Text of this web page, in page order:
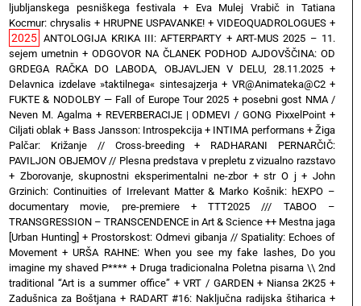
ljubljanskega pesniškega festivala + Eva Mulej Vrabič in Tatiana
Kocmur: chrysalis + HRUPNE USPAVANKE! + VIDEOQUADROLOGUES +
2025 ANTOLOGIJA KRIKA III: AFTERPARTY +ART-MUS 2025 – 11.
sejem umetnin + ODGOVOR NA ČLANEK PODHOD AJDOVŠČINA: OD
GRDEGA RAČKA DO LABODA, OBJAVLJEN V DELU, 28.11.2025+
Delavnica izdelave »taktilnega« sintesajzerja+ VR@Animateka@C2+
FUKTE & NODOLBY — Fall of Europe Tour 2025 + posebni gost NMA /
Neven M. Agalma+ REVERBERACIJE | ODMEVI / GONG PixxelPoint +
Ciljati oblak + Bass Jansson: Introspekcija + INTIMA performans +Žiga
Palčar: Križanje // Cross-breeding+ RADHARANI PERNARČIČ:
PAVILJON OBJEMOV // Plesna predstava v prepletu z vizualno razstavo
+ Zborovanje, skupnostni eksperimentalni ne-zbor+str O j+John
Grzinich: Continuities of Irrelevant Matter & Marko Košnik: hEXPO –
documentary movie, pre-premiere+TTT2025 /// TABOO –
TRANSGRESSION – TRANSCENDENCE in Art & Science ++ Mestna jaga
[Urban Hunting] + Prostorskost: Odmevi gibanja // Spatiality: Echoes of
Movement +URŠA RAHNE: When you see my fake lashes, Do you
imagine my shaved P**** + Druga tradicionalna Poletna pisarna \\ 2nd
traditional “Art is a summer office” +VRT / GARDEN+ Niansa 2K25 +
Zadušnica za Boštjana+ RADART #16: Naključna radijska štiharica +